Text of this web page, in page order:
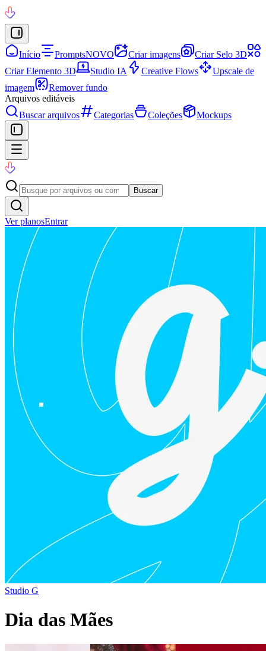
Início PromptsNOVO Criar imagens
Criar Selo 3D
Criar Elemento 3D
Studio IA Creative Flows
Upscale de
imagem
Remover fundo
Arquivos editáveis
Buscar arquivos
Categorias Coleções Mockups
Buscar
Ver planosEntrar
Studio G
Dia das Mães